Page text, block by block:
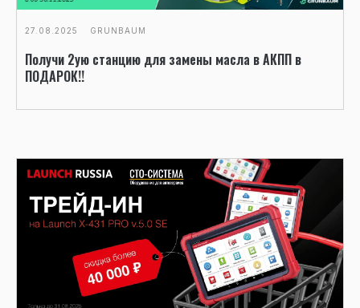
27.08.2025 GRUNBAUM
Получи 2ую станцию для замены масла в АКПП в
ПОДАРОК!!